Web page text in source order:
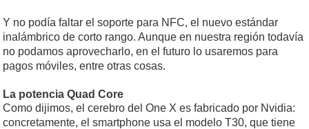
Y no podía faltar el soporte para NFC, el nuevo estándar
inalámbrico de corto rango. Aunque en nuestra región todavía
no podamos aprovecharlo, en el futuro lo usaremos para
pagos móviles, entre otras cosas.
La potencia Quad Core
Como dijimos, el cerebro del One X es fabricado por Nvidia:
concretamente, el smartphone usa el modelo T30, que tiene